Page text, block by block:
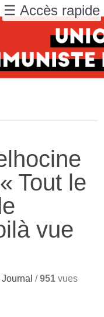
Tout le
vue
/951 vues
☰ Accès rapide